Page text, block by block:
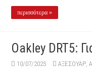
περισσότερα »
Oakley DRT5:
10/07/2025 ΑΞΕΣΟΥΆΡ ,